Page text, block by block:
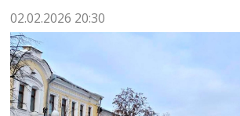
02.02.2026 20:30